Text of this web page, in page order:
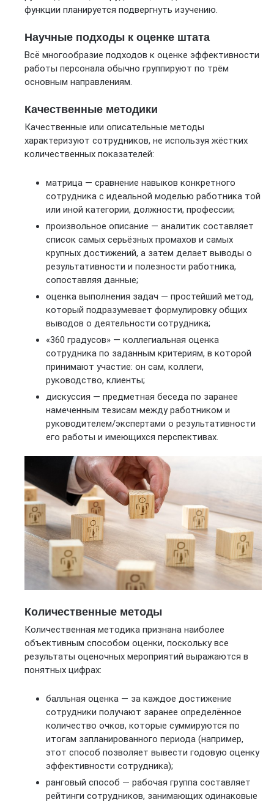
функции планируется подвергнуть изучению.
Научные подходы к оценке штата
Всё многообразие подходов к оценке эффективности
работы персонала обычно группируют по трём
основным направлениям.
Качественные методики
Качественные или описательные методы
характеризуют сотрудников, не используя жёстких
количественных показателей:
матрица — сравнение навыков конкретного
сотрудника с идеальной моделью работника той
или иной категории, должности, профессии;
произвольное описание — аналитик составляет
список самых серьёзных промахов и самых
крупных достижений, а затем делает выводы о
результативности и полезности работника,
сопоставляя данные;
оценка выполнения задач — простейший метод,
который подразумевает формулировку общих
выводов о деятельности сотрудника;
«360 градусов» — коллегиальная оценка
сотрудника по заданным критериям, в которой
принимают участие: он сам, коллеги,
руководство, клиенты;
дискуссия — предметная беседа по заранее
намеченным тезисам между работником и
руководителем/экспертами о результативности
его работы и имеющихся перспективах.
Количественные методы
Количественная методика признана наиболее
объективным способом оценки, поскольку все
результаты оценочных мероприятий выражаются в
понятных цифрах:
балльная оценка — за каждое достижение
сотрудники получают заранее определённое
количество очков, которые суммируются по
итогам запланированного периода (например,
этот способ позволяет вывести годовую оценку
эффективности сотрудника);
ранговый способ — рабочая группа составляет
рейтинги сотрудников, занимающих одинаковые